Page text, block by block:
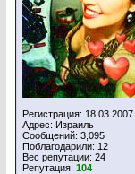
Регистрация: 18.03.2007
Адрес: Израиль
Сообщений: 3,095
Поблагодарили: 12
Вес репутации: 24
Репутация: 104